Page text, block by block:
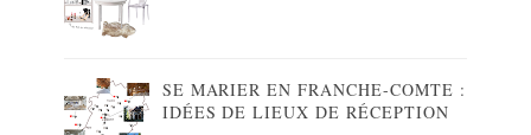
SE MARIER EN FRANCHE-COMTE :
IDÉES DE LIEUX DE RÉCEPTION